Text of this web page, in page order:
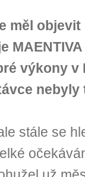
měl
výkony v
nebyly
stále se